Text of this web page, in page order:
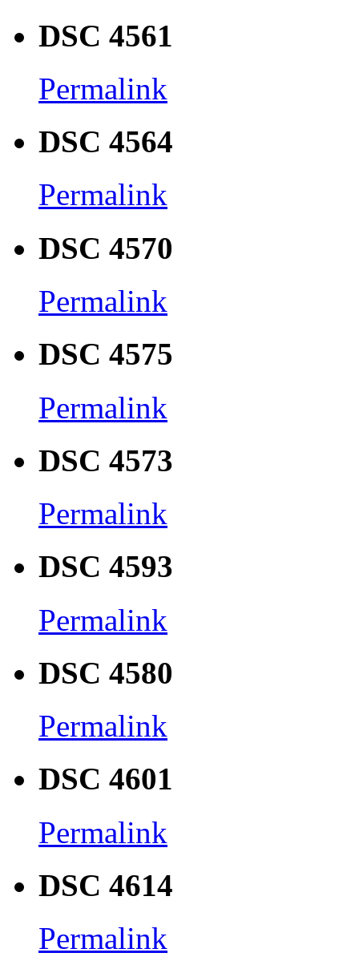
DSC 4561
Permalink
DSC 4564
Permalink
DSC 4570
Permalink
DSC 4575
Permalink
DSC 4573
Permalink
DSC 4593
Permalink
DSC 4580
Permalink
DSC 4601
Permalink
DSC 4614
Permalink